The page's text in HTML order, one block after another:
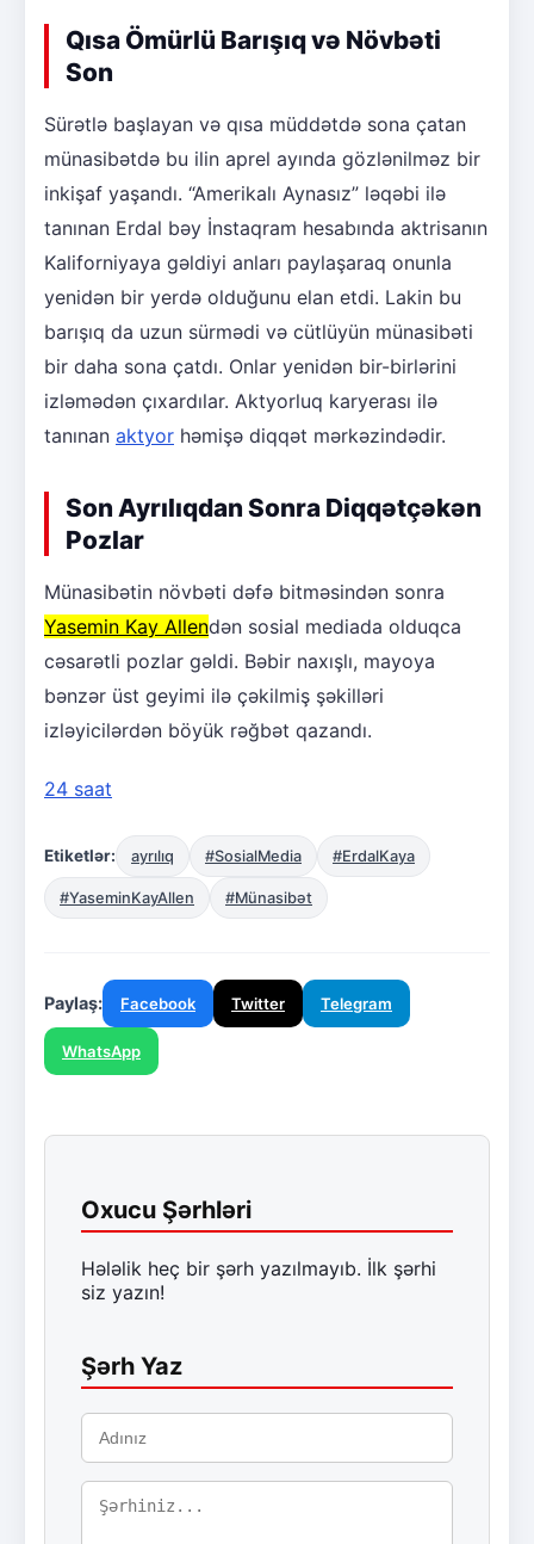
Qısa Ömürlü Barışıq və Növbəti
Son
Sürətlə başlayan və qısa müddətdə sona çatan
münasibətdə bu ilin aprel ayında gözlənilməz bir
inkişaf yaşandı. “Amerikalı Aynasız” ləqəbi ilə
tanınan Erdal bəy İnstaqram hesabında aktrisanın
Kaliforniyaya gəldiyi anları paylaşaraq onunla
yenidən bir yerdə olduğunu elan etdi. Lakin bu
barışıq da uzun sürmədi və cütlüyün münasibəti
bir daha sona çatdı. Onlar yenidən bir-birlərini
izləmədən çıxardılar. Aktyorluq karyerası ilə
tanınan aktyor həmişə diqqət mərkəzindədir.
Son Ayrılıqdan Sonra Diqqətçəkən
Pozlar
Münasibətin növbəti dəfə bitməsindən sonra
Yasemin Kay Allendən sosial mediada olduqca
cəsarətli pozlar gəldi. Bəbir naxışlı, mayoya
bənzər üst geyimi ilə çəkilmiş şəkilləri
izləyicilərdən böyük rəğbət qazandı.
24 saat
Etiketlər: ayrılıq #SosialMedia #ErdalKaya
#YaseminKayAllen #Münasibət
Paylaş: Facebook Twitter Telegram
WhatsApp
Oxucu Şərhləri
Hələlik heç bir şərh yazılmayıb. İlk şərhi
siz yazın!
Şərh Yaz